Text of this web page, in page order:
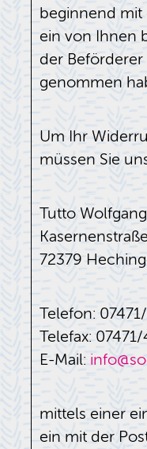
beginnend mit
ein von Ihnen
der Beförderer
genommen
Um Ihr
müssen Sie
Tutto
72379
Telefon:
Telefax:
E-Mail:
mittels einer
ein mit der